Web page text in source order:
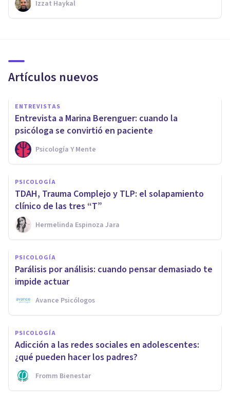
Izzat Haykal
Artículos nuevos
ENTREVISTAS
Entrevista a Marina Berenguer: cuando la
psicóloga se convirtió en paciente
Psicología Y Mente
PSICOLOGÍA
TDAH, Trauma Complejo y TLP: el solapamiento
clínico de las tres “T”
Hermelinda Espinoza Jara
PSICOLOGÍA
Parálisis por análisis: cuando pensar demasiado te
impide actuar
Avance Psicólogos
PSICOLOGÍA
Adicción a las redes sociales en adolescentes:
¿qué pueden hacer los padres?
Fromm Bienestar